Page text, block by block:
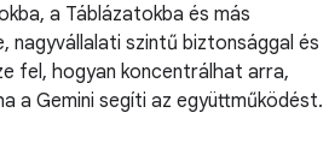
a Táblázatokba és más
nagyvállalati szintű biztonsággal és
fel, hogyan koncentrálhat arra,
a Gemini segíti az együttműködést.